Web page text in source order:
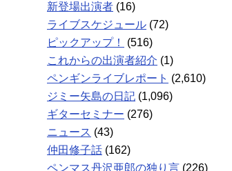
新登場出演者 (16)
ライブスケジュール (72)
ピックアップ！
(516)
これからの出演者紹介 (1)
ペンギンライブレポート (2,610)
ジミー矢島の日記 (1,096)
ギターセミナー (276)
ニュース (43)
仲田修子話 (162)
ペンマス丹沢亜郎の独り言 (226)